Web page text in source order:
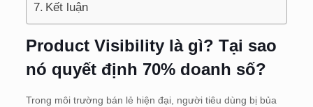
Kết luận
Product Visibility là gì? Tại sao
nó quyết định 70% doanh số?
Trong môi trường bán lẻ hiện đại, người tiêu dùng bị bủa